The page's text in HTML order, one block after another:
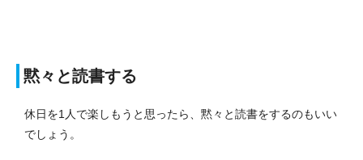
黙々と読書する
休日を1人で楽しもうと思ったら、黙々と読書をするのもいい
でしょう。